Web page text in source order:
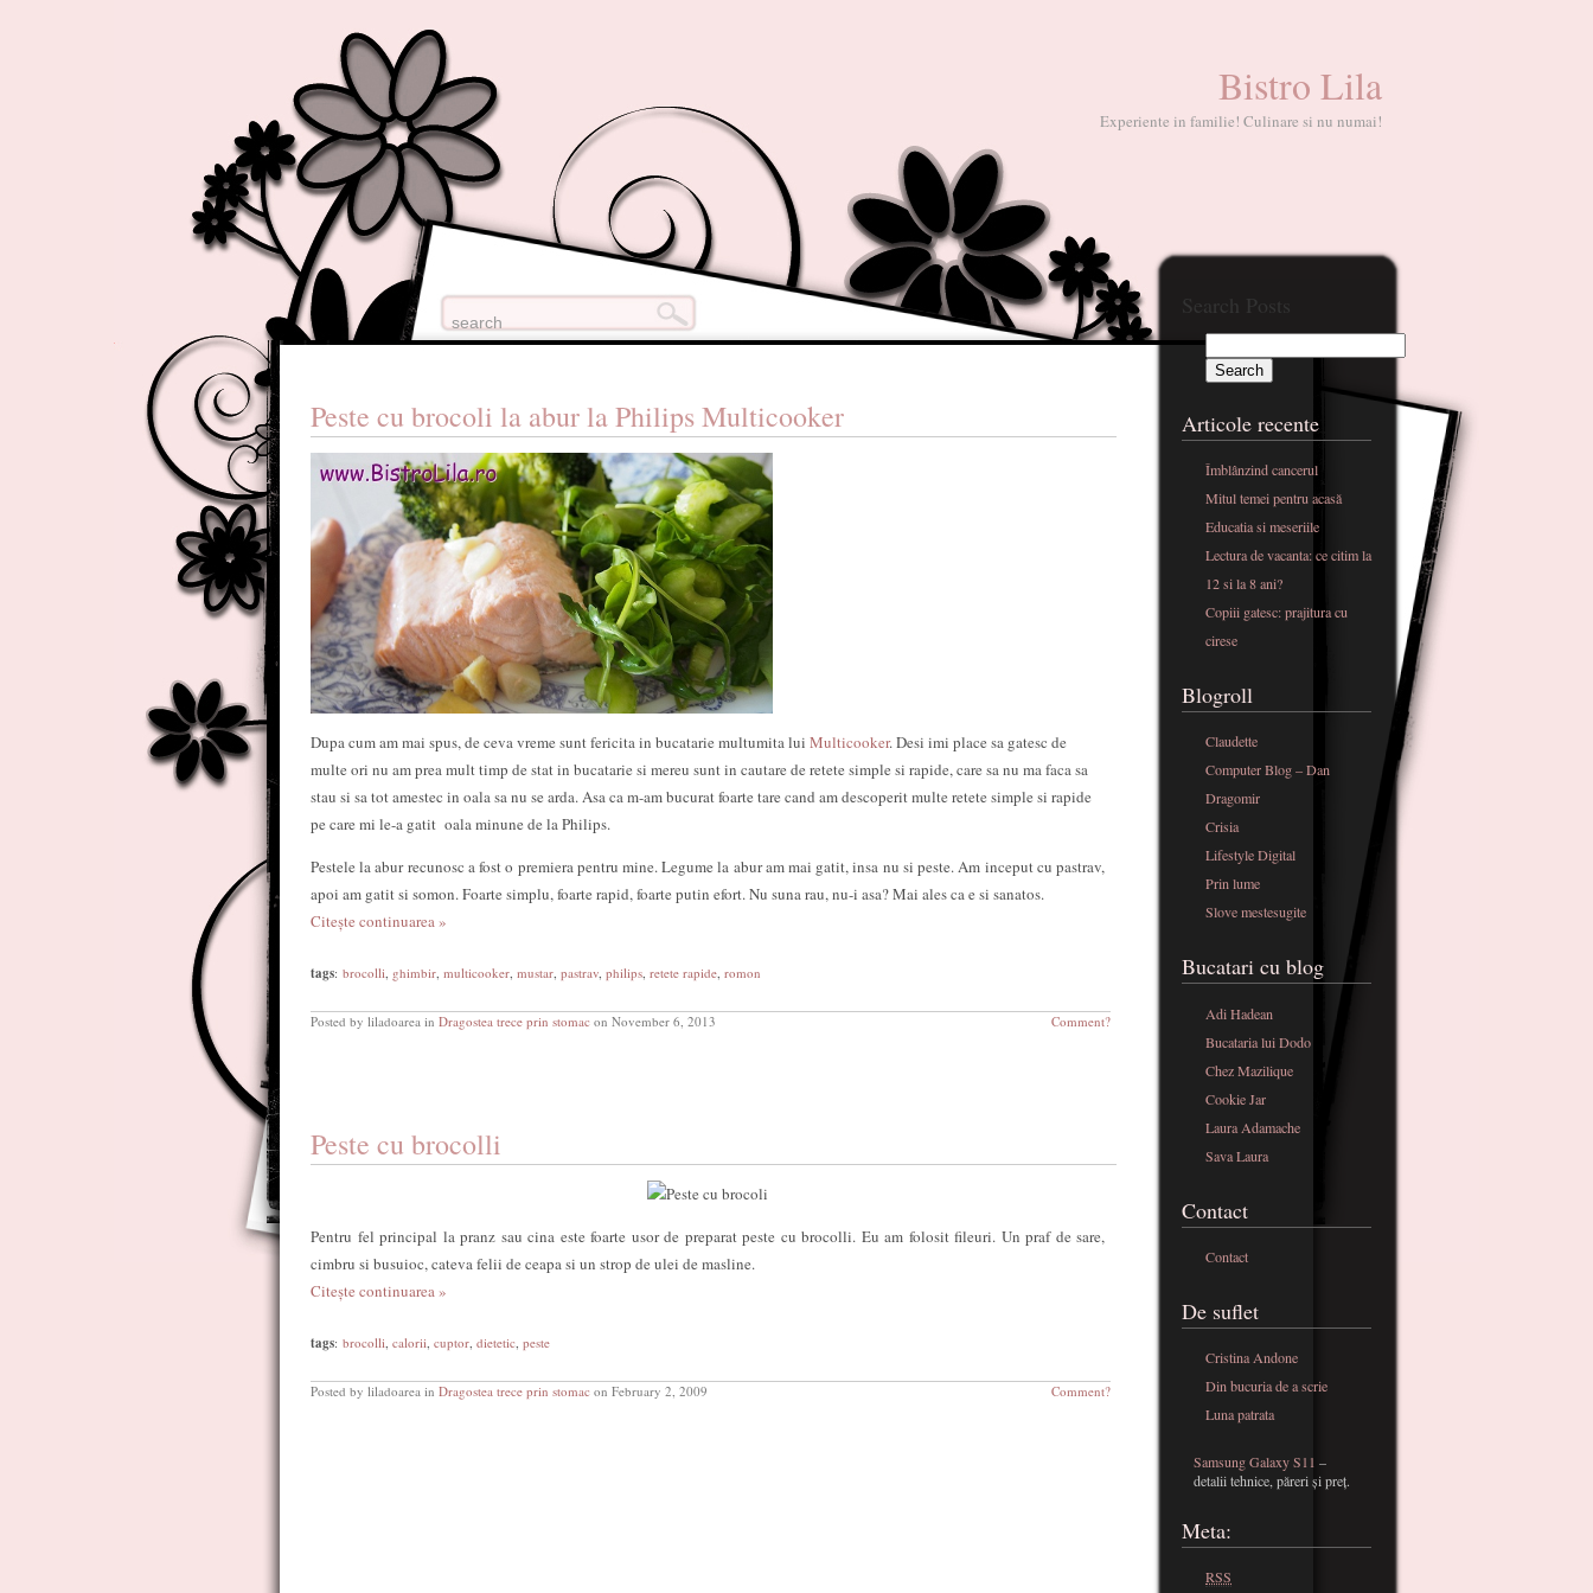
Bistro Lila
Experiente in familie! Culinare si nu numai!
Peste cu brocoli la abur la Philips Multicooker
Dupa cum am mai spus, de ceva vreme sunt fericita in bucatarie multumita lui Multicooker. Desi imi place sa gatesc de
multe ori nu am prea mult timp de stat in bucatarie si mereu sunt in cautare de retete simple si rapide, care sa nu ma faca sa
stau si sa tot amestec in oala sa nu se arda. Asa ca m-am bucurat foarte tare cand am descoperit multe retete simple si rapide
pe care mi le-a gatit oala minune de la Philips.
Pestele la abur recunosc a fost o premiera pentru mine. Legume la abur am mai gatit, insa nu si peste. Am inceput cu pastrav,
apoi am gatit si somon. Foarte simplu, foarte rapid, foarte putin efort. Nu suna rau, nu-i asa? Mai ales ca e si sanatos.
Citește continuarea »
tags: brocolli, ghimbir, multicooker, mustar, pastrav, philips, retete rapide, romon
Posted by liladoarea in Dragostea trece prin stomac on November 6, 2013 Comment?
Peste cu brocolli
Pentru fel principal la pranz sau cina este foarte usor de preparat peste cu brocolli. Eu am folosit fileuri. Un praf de sare,
cimbru si busuioc, cateva felii de ceapa si un strop de ulei de masline.
Citește continuarea »
tags: brocolli, calorii, cuptor, dietetic, peste
Posted by liladoarea in Dragostea trece prin stomac on February 2, 2009 Comment?
Search Posts
Articole recente
Îmblânzind cancerul
Mitul temei pentru acasă
Educatia si meseriile
Lectura de vacanta: ce citim la
12 si la 8 ani?
Copiii gatesc: prajitura cu
cirese
Blogroll
Claudette
Computer Blog – Dan
Dragomir
Crisia
Lifestyle Digital
Prin lume
Slove mestesugite
Bucatari cu blog
Adi Hadean
Bucataria lui Dodo
Chez Mazilique
Cookie Jar
Laura Adamache
Sava Laura
Contact
Contact
De suflet
Cristina Andone
Din bucuria de a scrie
Luna patrata
Samsung Galaxy S11 –
detalii tehnice, păreri și preț.
Meta:
RSS